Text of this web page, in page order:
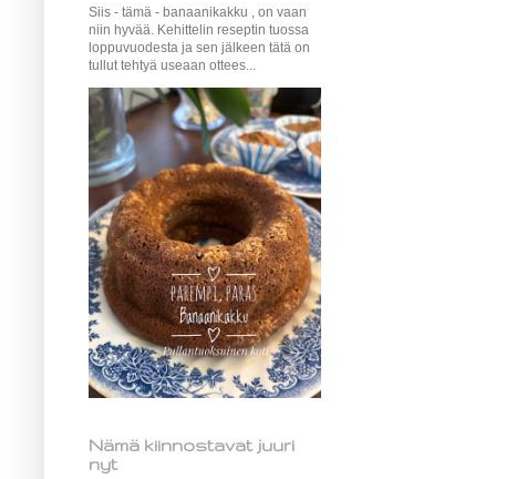
Siis - tämä - banaanikakku , on vaan
niin hyvää. Kehittelin reseptin tuossa
loppuvuodesta ja sen jälkeen tätä on
tullut tehtyä useaan ottees...
Nämä kiinnostavat juuri
nyt